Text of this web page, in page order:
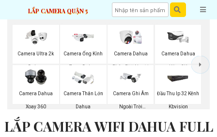
LẮP CAMERA QUẬN 5
Camera Ultra 2k
Dahua
Camera Ống Kính
Zoom Dahua
Camera Dahua
Phân Biệt Người
Camera Dahua
Ultra 2K
Camera Dahua
Xoay 360
Camera Thân Lớn
Dahua
Camera Ghi Âm
Ngoài Trời
Đầu Thu Ip 32 Kênh
Kbvision
LẮP CAMERA WIFI DAHUA FULL